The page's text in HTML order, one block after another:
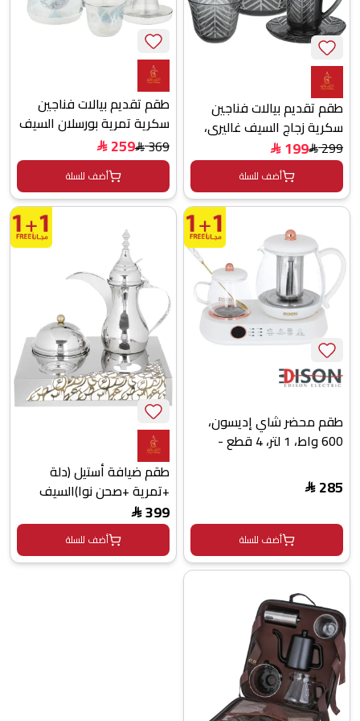
طقم تقديم بيالات فناجين
سكرية زجاج السيف غاليري،
11 سم، 26 قطعة، مشجر -
أسود شفاف
299
$
199
$
أضف للسلة
طقم تقديم بيالات فناجين
سكرية تمرية بورسلان السيف
متعدد الألوان
369
$
259
$
أضف للسلة
طقم محضر شاي إديسون،
600 واط، 1 لتر، 4 قطع -
285
$
أضف للسلة
طقم ضيافة أستيل (دلة
+تمرية +صحن نوا)السيف
فضي
399
$
أضف للسلة